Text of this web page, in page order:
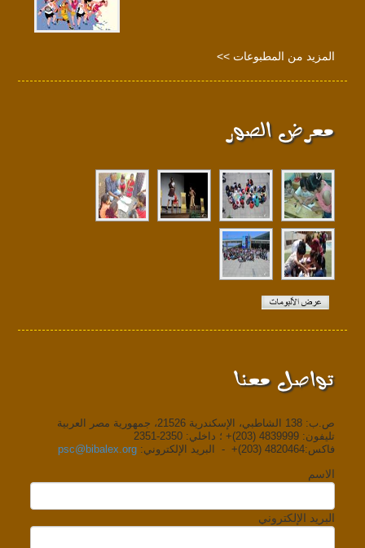
المزيد من المطبوعات >>
معرض الصور
تواصل معنا
ص.ب: 138 الشاطبي، الإسكندرية 21526، جمهورية مصر العربية
تليفون: 4839999 (203)+ ؛ داخلي: 2350-2351
فاكس:4820464 (203)+ - البريد الإلكتروني:
psc@bibalex.org
الاسم
البريد الإلكتروني